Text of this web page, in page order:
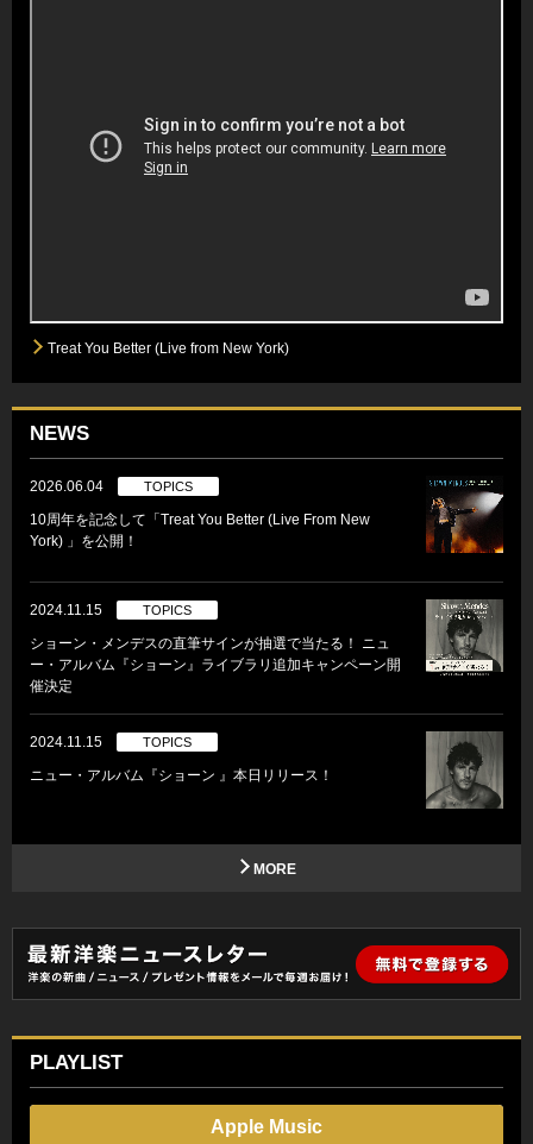
NEWS
2026.06.04 TOPICS
10周年を記念して「Treat You Better (Live From New
York) 」を公開！
2024.11.15 TOPICS
ショーン・メンデスの直筆サインが抽選で当たる！ ニュ
ー・アルバム『ショーン』ライブラリ追加キャンペーン開
催決定
2024.11.15 TOPICS
ニュー・アルバム『ショーン 』本日リリース！
MORE
PLAYLIST
Apple Music
Treat You Better (Live from New York)